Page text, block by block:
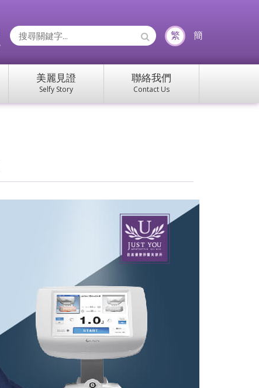
Search
Icons:
繁 簡
美麗見證
Selfy Story
聯絡我們
Contact Us